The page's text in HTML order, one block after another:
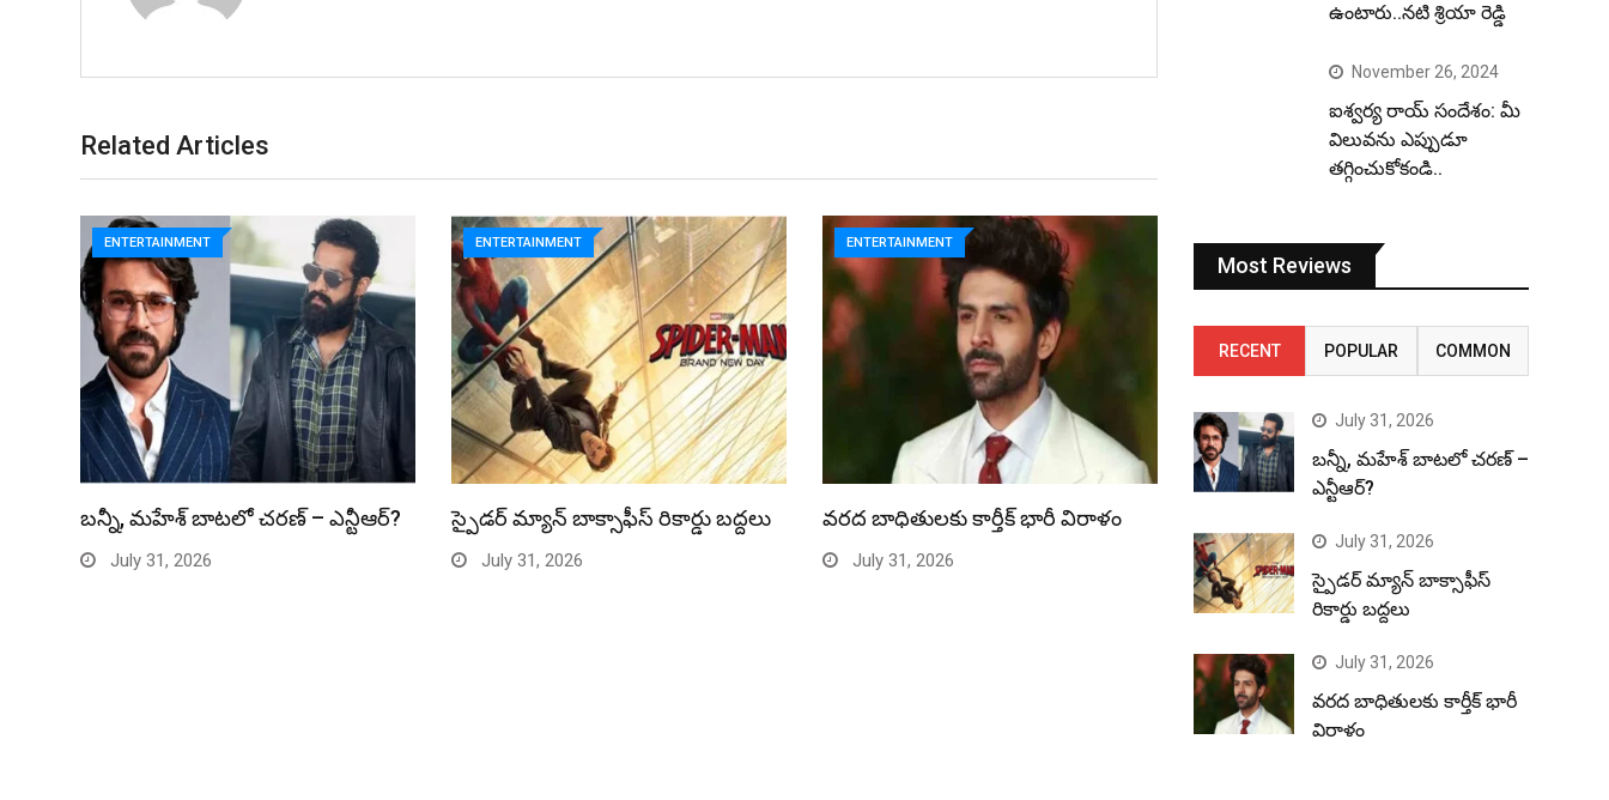
Related Articles
ENTERTAINMENT
బన్నీ, మహేశ్ బాటలో చరణ్ – ఎన్టీఆర్?
July 31, 2026
ENTERTAINMENT
స్పైడర్ మ్యాన్ బాక్సాఫీస్ రికార్డు బద్దలు
July 31, 2026
ENTERTAINMENT
వరద బాధితులకు కార్తీక్ భారీ విరాళం
July 31, 2026
ఉంటారు..నటి శ్రియా రెడ్డి
November 26, 2024
ఐశ్వర్య రాయ్ సందేశం: మీ
విలువను ఎప్పుడూ
తగ్గించుకోకండి..
Most Reviews
RECENT POPULAR COMMON
July 31, 2026
బన్నీ, మహేశ్ బాటలో చరణ్ –
ఎన్టీఆర్?
July 31, 2026
స్పైడర్ మ్యాన్ బాక్సాఫీస్
రికార్డు బద్దలు
July 31, 2026
వరద బాధితులకు కార్తీక్ భారీ
విరాళం